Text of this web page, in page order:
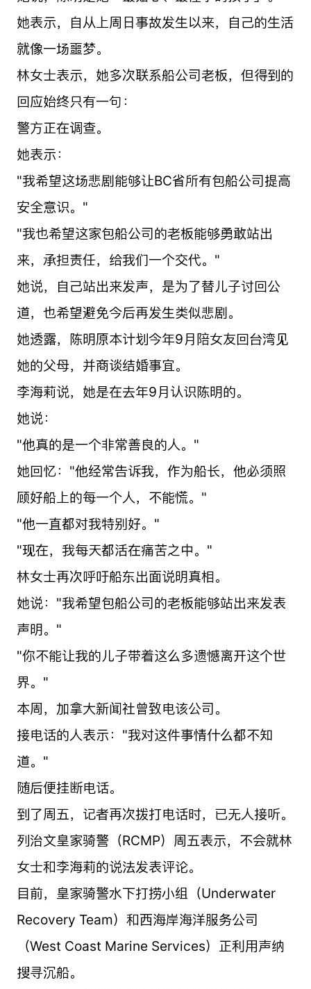
她表示，自从上周日事故发生以来，自己的生活
就像一场噩梦。
林女士表示，她多次联系船公司老板，但得到的
回应始终只有一句：
警方正在调查。
她表示：
"我希望这场悲剧能够让BC省所有包船公司提高
安全意识。"
"我也希望这家包船公司的老板能够勇敢站出
来，承担责任，给我们一个交代。"
她说，自己站出来发声，是为了替儿子讨回公
道，也希望避免今后再发生类似悲剧。
她透露，陈明原本计划今年9月陪女友回台湾见
她的父母，并商谈结婚事宜。
李海莉说，她是在去年9月认识陈明的。
她说：
"他真的是一个非常善良的人。"
她回忆："他经常告诉我，作为船长，他必须照
顾好船上的每一个人，不能慌。"
"他一直都对我特别好。"
"现在，我每天都活在痛苦之中。"
林女士再次呼吁船东出面说明真相。
她说："我希望包船公司的老板能够站出来发表
声明。"
"你不能让我的儿子带着这么多遗憾离开这个世
界。"
本周，加拿大新闻社曾致电该公司。
接电话的人表示："我对这件事情什么都不知
道。"
随后便挂断电话。
到了周五，记者再次拨打电话时，已无人接听。
列治文皇家骑警（RCMP）周五表示，不会就林
女士和李海莉的说法发表评论。
目前，皇家骑警水下打捞小组（Underwater
Recovery Team）和西海岸海洋服务公司
（West Coast Marine Services）正利用声纳
搜寻沉船。